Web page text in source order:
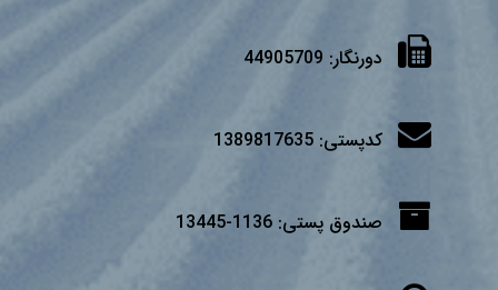
دورنگار: 44905709
کدپستی: 1389817635
صندوق پستی: 1136-13445